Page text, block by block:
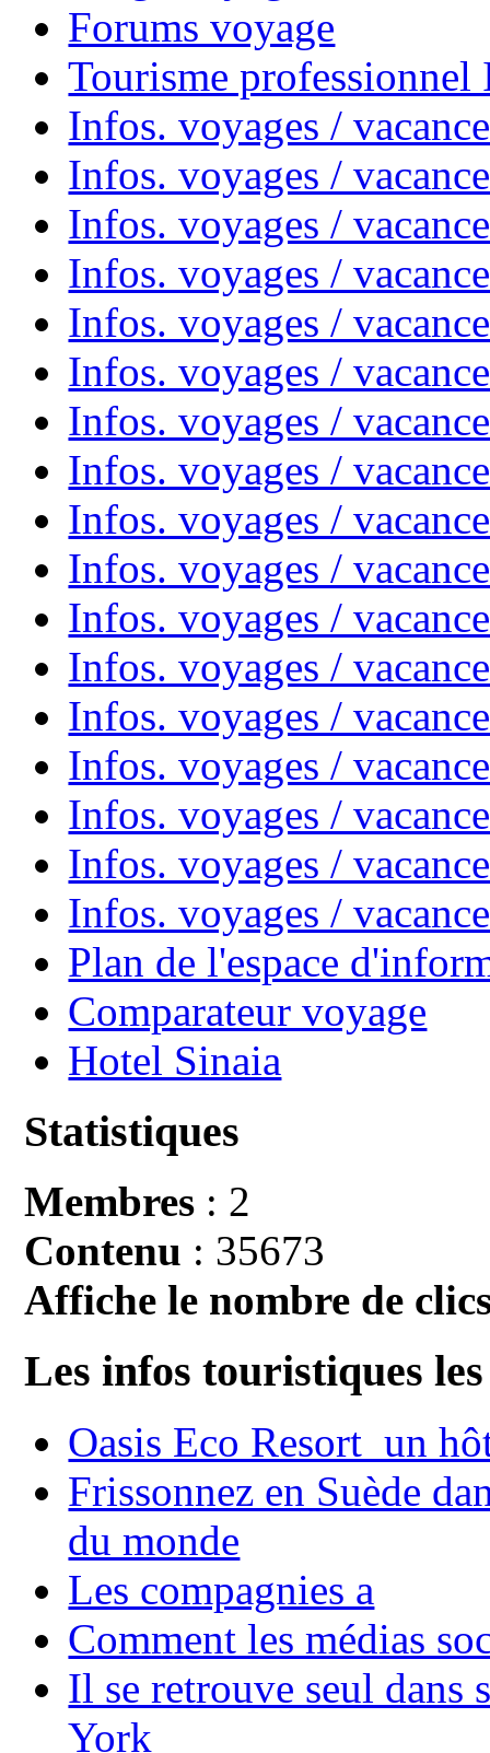
Forums voyage
Tourisme
Infos. voyages /
Infos. voyages /
Infos. voyages /
Infos. voyages /
Infos. voyages /
Infos. voyages /
Infos. voyages /
Infos. voyages /
Infos. voyages /
Infos. voyages /
Infos. voyages /
Infos. voyages /
Infos. voyages /
Infos. voyages /
Infos. voyages /
Infos. voyages /
Infos. voyages /
Plan de l'espace
Comparateur voyage
Hotel Sinaia
Statistiques
Membres : 2
Contenu : 35673
Affiche le nombre de
Les infos touristiques
Oasis Eco Resort un
Frissonnez en Suède
du monde
Les compagnies a
Comment les médias
Il se retrouve seul dans
York